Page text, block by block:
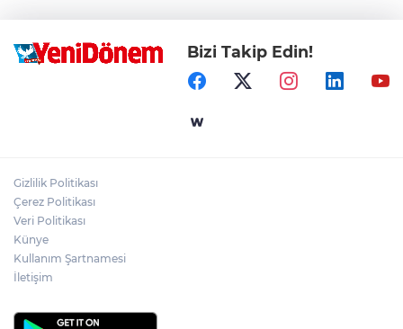
Bizi Takip Edin!
Gizlilik Politikası
Çerez Politikası
Veri Politikası
Künye
Kullanım Şartnamesi
İletişim